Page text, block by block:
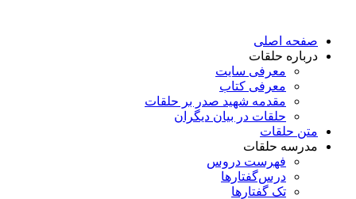
محتوا
صفحه اصلی
درباره حلقات
معرفی سایت
معرفی کتاب
مقدمه شهید صدر بر حلقات
حلقات در بیان دیگران
متن حلقات
مدرسه حلقات
فهرست دروس
درس‌گفتار‌ها
تک گفتارها